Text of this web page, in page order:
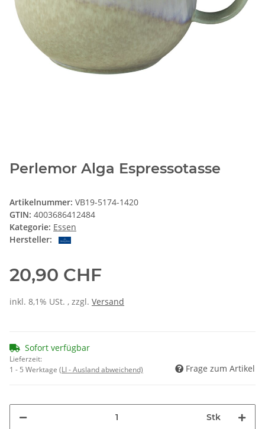
Perlemor Alga Espressotasse
Artikelnummer: VB19-5174-1420
GTIN: 4003686412484
Kategorie: Essen
Hersteller:
20,90 CHF
inkl. 8,1% USt. , zzgl. Versand
Sofort verfügbar
Lieferzeit:
1 - 5 Werktage (LI - Ausland abweichend) Frage zum Artikel
Stk